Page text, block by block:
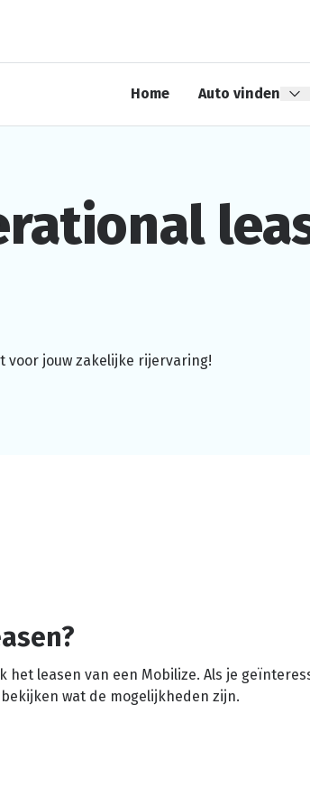
Home Auto vinden
voor jouw zakelijke rijervaring!
het leasen van een Mobilize. Als je
wat de mogelijkheden zijn.